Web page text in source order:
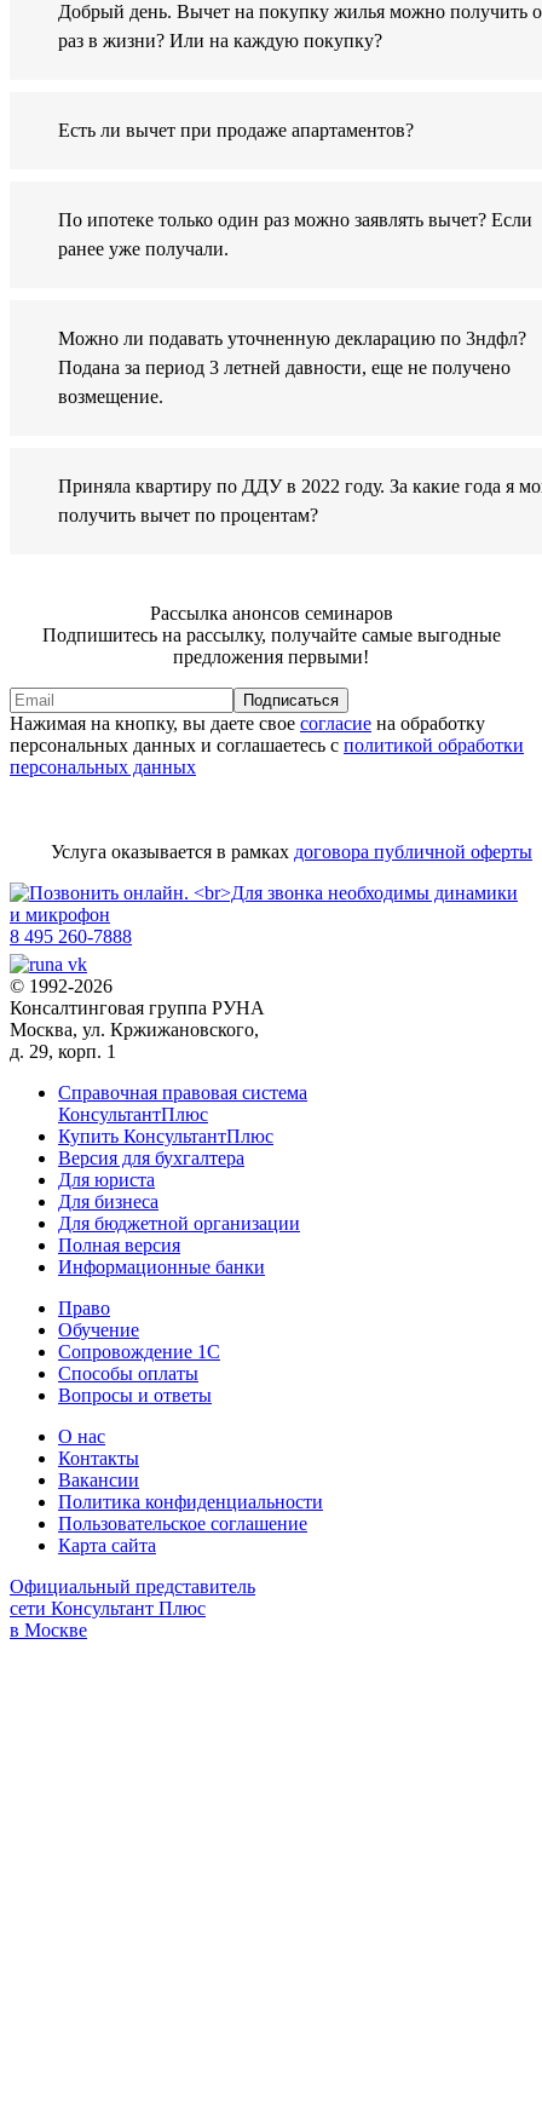
Добрый день. Вычет на покупку жилья можно получить
раз в жизни? Или на каждую покупку?
Есть ли вычет при продаже апартаментов?
По ипотеке только один раз можно заявлять вычет? Если
ранее уже получали.
Можно ли подавать уточненную декларацию по 3ндфл?
Подана за период 3 летней давности, еще не получено
возмещение.
Приняла квартиру по ДДУ в 2022 году. За какие года я
получить вычет по процентам?
Рассылка анонсов семинаров
Подпишитесь на рассылку, получайте самые выгодные
предложения первыми!
Подписаться
Нажимая на кнопку, вы даете свое согласие на обработку
персональных данных и соглашаетесь с политикой обработки
персональных данных
Услуга оказывается в рамках договора публичной оферты
8 495 260-7888
© 1992-2026
Консалтинговая группа РУНА
Москва, ул. Кржижановского,
д. 29, корп. 1
Справочная правовая система
КонсультантПлюс
Купить КонсультантПлюс
Версия для бухгалтера
Для юриста
Для бизнеса
Для бюджетной организации
Полная версия
Информационные банки
Право
Обучение
Сопровождение 1С
Способы оплаты
Вопросы и ответы
О нас
Контакты
Вакансии
Политика конфиденциальности
Пользовательское соглашение
Карта сайта
Официальный представитель
сети Консультант Плюс
в Москве